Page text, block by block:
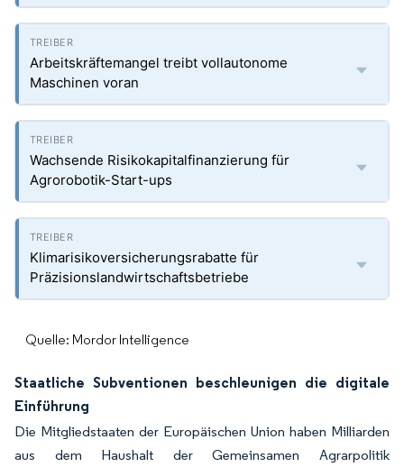
Arbeitskräftemangel treibt vollautonome
Maschinen voran
Wachsende Risikokapitalfinanzierung für
Agrorobotik-Start-ups
Klimarisikoversicherungsrabatte für
Präzisionslandwirtschaftsbetriebe
Quelle: Mordor Intelligence
Staatliche Subventionen beschleunigen die digitale
Einführung
Die Mitgliedstaaten der Europäischen Union haben Milliarden
aus dem Haushalt der Gemeinsamen Agrarpolitik